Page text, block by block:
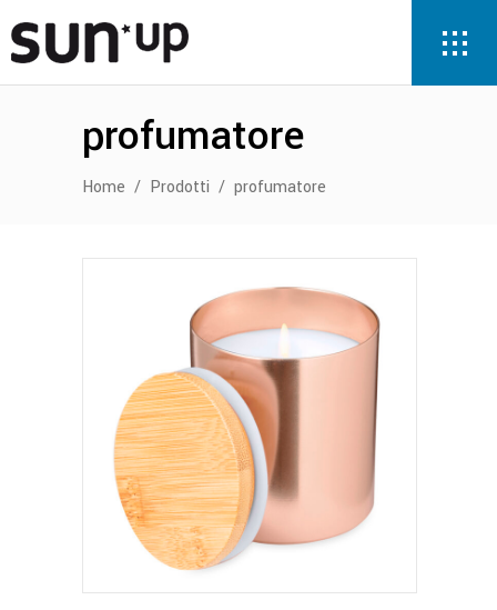
profumatore
Home / Prodotti / profumatore
Questo
prodotto
ha
più
varianti.
opzioni